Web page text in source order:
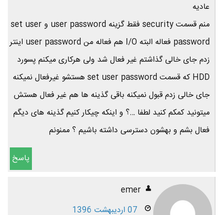
عادیه
منم قسمت security فقط گزینه user password و set user
password فعاله البته I/O هم فعاله من user password اینتر
زدم جای خالی گذاشتم غیر فعال شد ولی هرکاری میکنم پسورد
HDD که قسمت set user password هستشو غیرفعال نمیکنه
جای خالی زدم قبول نمیکنه باقی گذینه ها هم غیر فعال هستش
میتونید کمکم کنید لطفا …؟ و اینکه چیکار کنیم گذینه های دیگم
فعال بشم و بهشون دسترسی داشته باشیم ؟ ممنونم
پاسخ
emer
07 اردیبهشت 1396